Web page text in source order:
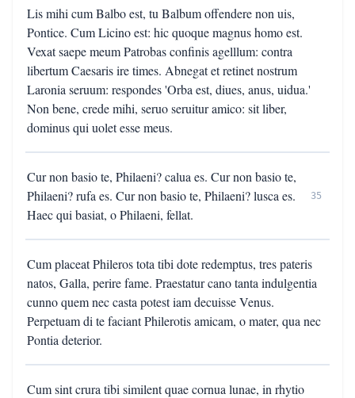
Lis mihi cum Balbo est, tu Balbum offendere non uis,
Pontice. Cum Licino est: hic quoque magnus homo est.
Vexat saepe meum Patrobas confinis agelllum: contra
libertum Caesaris ire times. Abnegat et retinet nostrum
Laronia seruum: respondes 'Orba est, diues, anus, uidua.'
Non bene, crede mihi, seruo seruitur amico: sit liber,
dominus qui uolet esse meus.
Cur non basio te, Philaeni? calua es. Cur non basio te,
Philaeni? rufa es. Cur non basio te, Philaeni? lusca es.
Haec qui basiat, o Philaeni, fellat.
35
Cum placeat Phileros tota tibi dote redemptus, tres pateris
natos, Galla, perire fame. Praestatur cano tanta indulgentia
cunno quem nec casta potest iam decuisse Venus.
Perpetuam di te faciant Philerotis amicam, o mater, qua nec
Pontia deterior.
Cum sint crura tibi similent quae cornua lunae, in rhytio